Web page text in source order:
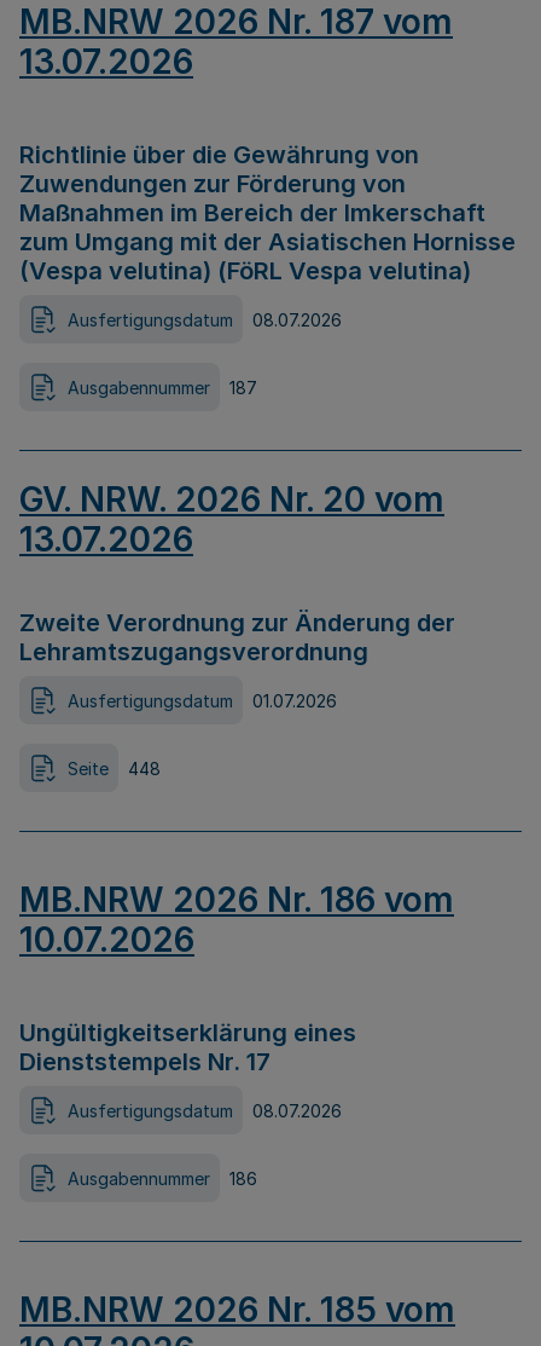
MB.NRW 2026 Nr. 187 vom
13.07.2026
Richtlinie über die Gewährung von
Zuwendungen zur Förderung von
Maßnahmen im Bereich der Imkerschaft
zum Umgang mit der Asiatischen Hornisse
(Vespa velutina) (FöRL Vespa velutina)
Ausfertigungsdatum 08.07.2026
Ausgabennummer 187
GV. NRW. 2026 Nr. 20 vom
13.07.2026
Zweite Verordnung zur Änderung der
Lehramtszugangsverordnung
Ausfertigungsdatum 01.07.2026
Seite 448
MB.NRW 2026 Nr. 186 vom
10.07.2026
Ungültigkeitserklärung eines
Dienststempels Nr. 17
Ausfertigungsdatum 08.07.2026
Ausgabennummer 186
MB.NRW 2026 Nr. 185 vom